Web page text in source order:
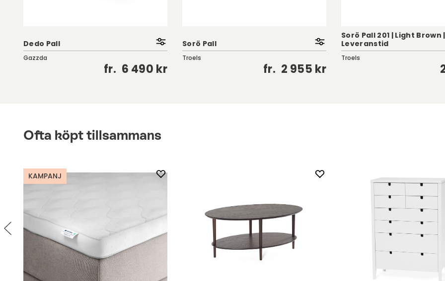
Dedo Pall
Gazzda
fr. 6 490 kr
Sorö Pall
Troels
fr. 2 955 kr
Sorö Pall 201 | Light Brown
Leveranstid
Troels
Ofta köpt tillsammans
KAMPANJ